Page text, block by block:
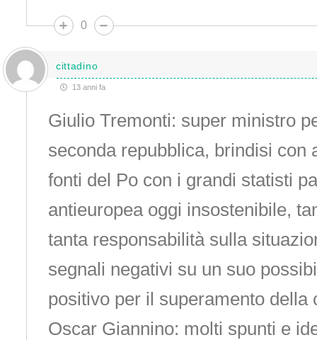
0
cittadino
13 anni fa
Giulio Tremonti: super ministro
seconda repubblica, brindisi con
fonti del Po con i grandi statisti
antieuropea oggi insostenibile,
tanta responsabilità sulla
segnali negativi su un suo
positivo per il superamento della
Oscar Giannino: molti spunti e